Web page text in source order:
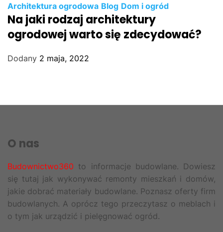
Architektura ogrodowa Blog Dom i ogród
Na jaki rodzaj architektury
ogrodowej warto się zdecydować?
Dodany 2 maja, 2022
O nas
Budownictwo360 to informacje budowlane. Dowiesz
się tutaj jak wykonywać remonty mieszkań i domów,
jakie dobrać materiały budowlane. Poznasz oferty firm
budowlanych. A oprócz tego przeczytasz o meblach i
o tym jak urządzić i pielęgnować ogród.